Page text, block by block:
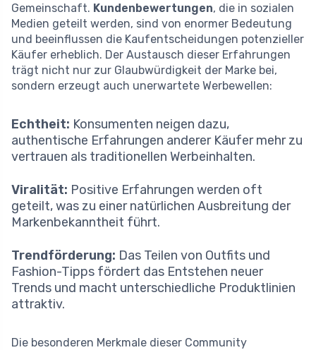
Gemeinschaft. Kundenbewertungen, die in sozialen
Medien geteilt werden, sind von enormer Bedeutung
und beeinflussen die Kaufentscheidungen potenzieller
Käufer erheblich. Der Austausch dieser Erfahrungen
trägt nicht nur zur Glaubwürdigkeit der Marke bei,
sondern erzeugt auch unerwartete Werbewellen:
Echtheit: Konsumenten neigen dazu,
authentische Erfahrungen anderer Käufer mehr zu
vertrauen als traditionellen Werbeinhalten.
Viralität: Positive Erfahrungen werden oft
geteilt, was zu einer natürlichen Ausbreitung der
Markenbekanntheit führt.
Trendförderung: Das Teilen von Outfits und
Fashion-Tipps fördert das Entstehen neuer
Trends und macht unterschiedliche Produktlinien
attraktiv.
Die besonderen Merkmale dieser Community